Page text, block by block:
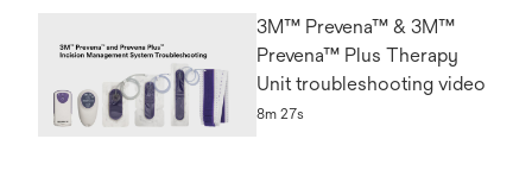
3M™ Prevena™ & 3M™
Prevena™ Plus Therapy
Unit troubleshooting video
8m 27s